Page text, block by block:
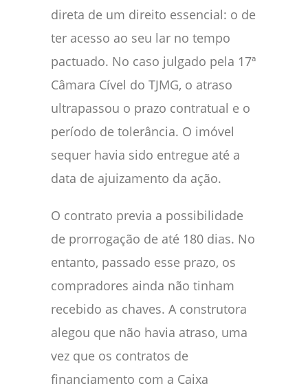
direta de um direito essencial: o de
ter acesso ao seu lar no tempo
pactuado. No caso julgado pela 17ª
Câmara Cível do TJMG, o atraso
ultrapassou o prazo contratual e o
período de tolerância. O imóvel
sequer havia sido entregue até a
data de ajuizamento da ação.
O contrato previa a possibilidade
de prorrogação de até 180 dias. No
entanto, passado esse prazo, os
compradores ainda não tinham
recebido as chaves. A construtora
alegou que não havia atraso, uma
vez que os contratos de
financiamento com a Caixa